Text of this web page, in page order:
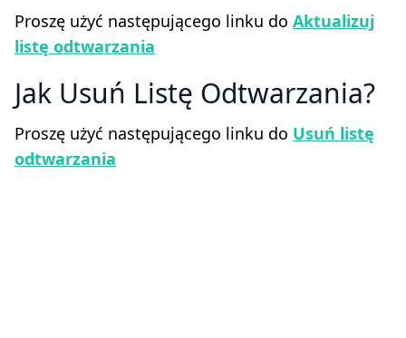
Proszę użyć następującego linku do Aktualizuj
listę odtwarzania
Jak Usuń Listę Odtwarzania
Proszę użyć następującego linku do Usuń listę
odtwarzania